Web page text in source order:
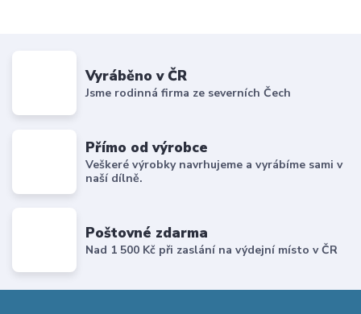
Vyráběno v ČR
Jsme rodinná firma ze severních Čech
Přímo od výrobce
Veškeré výrobky navrhujeme a vyrábíme sami v
naší dílně.
Poštovné zdarma
Nad 1 500 Kč při zaslání na výdejní místo v ČR